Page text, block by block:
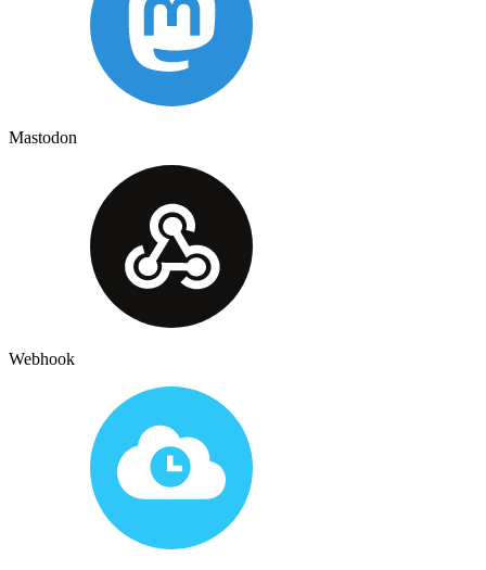
Mastodon
Webhook